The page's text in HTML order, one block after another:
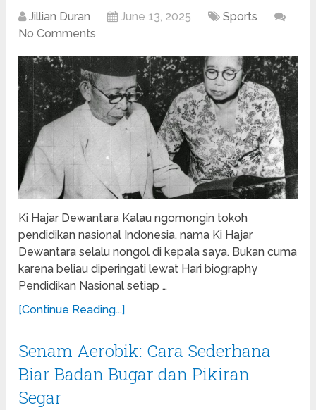
Jillian Duran June 13, 2025
Sports
No Comments
Ki Hajar Dewantara Kalau ngomongin tokoh
pendidikan nasional Indonesia, nama Ki Hajar
Dewantara selalu nongol di kepala saya. Bukan cuma
karena beliau diperingati lewat Hari biography
Pendidikan Nasional setiap …
[Continue Reading...]
Senam Aerobik: Cara Sederhana
Biar Badan Bugar dan Pikiran
Segar